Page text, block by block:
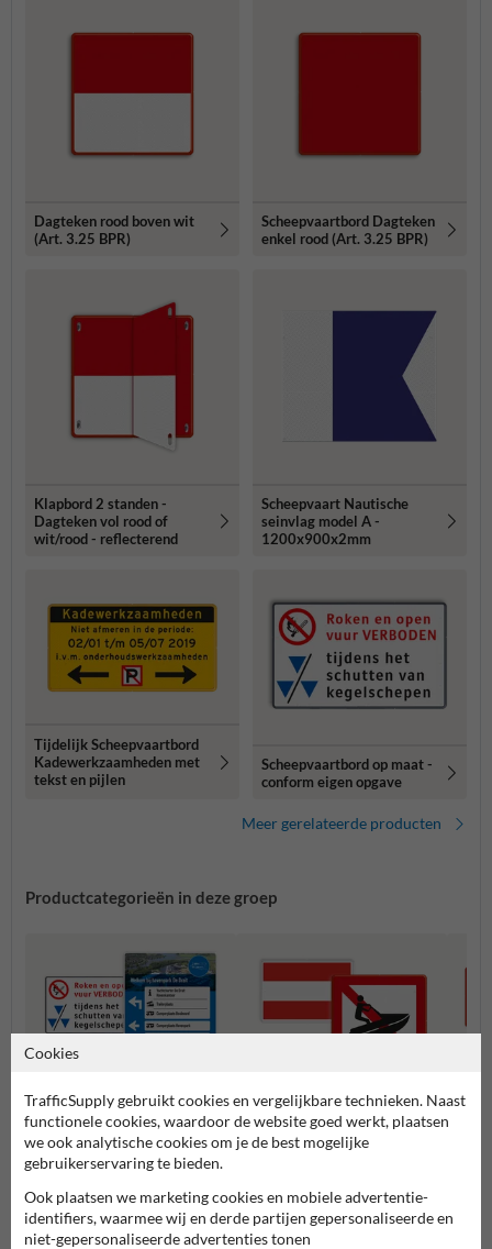
Dagteken rood boven wit
(Art. 3.25 BPR)
Scheepvaartbord Dagteken
enkel rood (Art. 3.25 BPR)
Klapbord 2 standen -
Dagteken vol rood of
wit/rood - reflecterend
Scheepvaart Nautische
seinvlag model A -
1200x900x2mm
Tijdelijk Scheepvaartbord
Kadewerkzaamheden met
tekst en pijlen
Scheepvaartbord op maat -
conform eigen opgave
Meer gerelateerde producten
Productcategorieën in deze groep
Speciale ontwerpen
Scheepvaartborden BPR
Cookies
TrafficSupply gebruikt cookies en vergelijkbare technieken. Naast
functionele cookies, waardoor de website goed werkt, plaatsen
we ook analytische cookies om je de best mogelijke
gebruikerservaring te bieden.
Ook plaatsen we marketing cookies en mobiele advertentie-
identifiers, waarmee wij en derde partijen gepersonaliseerde en
niet-gepersonaliseerde advertenties tonen